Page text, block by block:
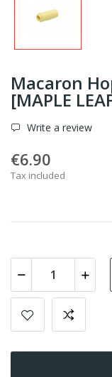
Macaron
[MAPLE
Write a review
€6.90
Tax included